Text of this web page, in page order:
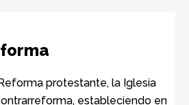
protestante, la Iglesia
estableciendo en